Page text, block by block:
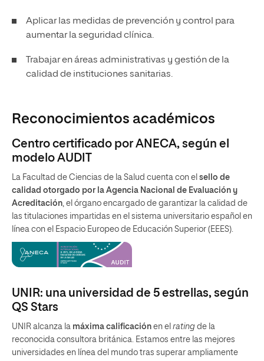
Aplicar las medidas de prevención y control para
aumentar la seguridad clínica.
Trabajar en áreas administrativas y gestión de la
calidad de instituciones sanitarias.
Reconocimientos académicos
Centro certificado por ANECA, según el
modelo AUDIT
La Facultad de Ciencias de la Salud cuenta con el sello de
calidad otorgado por la Agencia Nacional de Evaluación y
Acreditación, el órgano encargado de garantizar la calidad de
las titulaciones impartidas en el sistema universitario español en
línea con el Espacio Europeo de Educación Superior (EEES).
UNIR: una universidad de 5 estrellas, según
QS Stars
UNIR alcanza la máxima calificación en el rating de la
reconocida consultora británica. Estamos entre las mejores
universidades en línea del mundo tras superar ampliamente